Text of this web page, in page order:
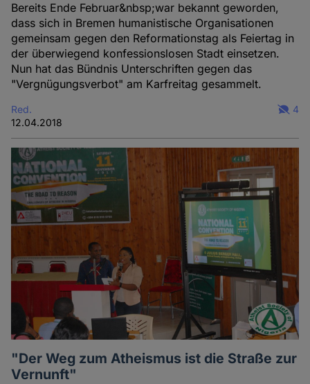
Bereits Ende Februar&nbsp;war bekannt geworden,
dass sich in Bremen humanistische Organisationen
gemeinsam gegen den Reformationstag als Feiertag in
der überwiegend konfessionslosen Stadt einsetzen.
Nun hat das Bündnis Unterschriften gegen das
"Vergnügungsverbot" am Karfreitag gesammelt.
Red.
12.04.2018
4
"Der Weg zum Atheismus ist die Straße zur
Vernunft"